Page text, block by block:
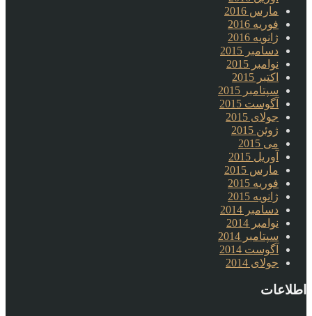
مارس 2016
فوریه 2016
ژانویه 2016
دسامبر 2015
نوامبر 2015
اکتبر 2015
سپتامبر 2015
آگوست 2015
جولای 2015
ژوئن 2015
می 2015
آوریل 2015
مارس 2015
فوریه 2015
ژانویه 2015
دسامبر 2014
نوامبر 2014
سپتامبر 2014
آگوست 2014
جولای 2014
اطلاعات